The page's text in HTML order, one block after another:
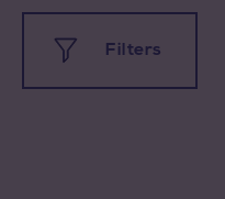
Filters
All appellations